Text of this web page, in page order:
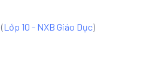
(Lớp 10 - NXB Giáo Dục)